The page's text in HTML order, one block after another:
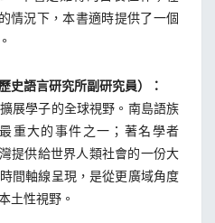
情況下，本書適時提供了一個
語言研究所副研究員）：
學子的全球視野。南島語族
重大的事件之一；著名學者
提供給世界人類社會的一份大
間軸線呈現，是從更廣域角度
土性視野。